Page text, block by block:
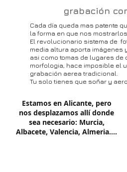
grabación
Cada día queda mas patente
la forma en que nos
El revolucionario sistema de
media altura aporta imágenes
asi como tomas de lugares de
morfologia, hace imposible el
grabación aerea tradicional.
Tu solo tienes que soñar y
Estamos en Alicante, pero
nos desplazamos allí donde
sea necesario: Murcia,
Albacete, Valencia, Almeria....